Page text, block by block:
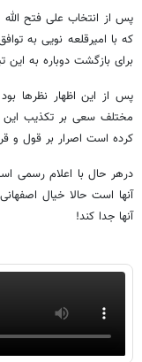
پس از انتخاب علی فتح الله
که با امیرقلعه نویی به
برای بازگشت دوباره به این
پس از این اظهار نظرها
مختلف سعی بر تکذیب این
کرده است اصرار بر قول و
درهر حال با اعلام رسمی
آنها است حالا خیال
آنها جدا کند!